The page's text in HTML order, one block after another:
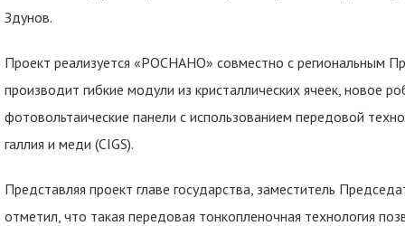
Здунов.
Проект реализуется «РОСНАНО» совместно с региональным
производит гибкие модули из кристаллических ячеек, новое
фотовольтаические панели с использованием передовой
галлия и меди (CIGS).
Представляя проект главе государства, заместитель
отметил, что такая передовая тонкопленочная технология